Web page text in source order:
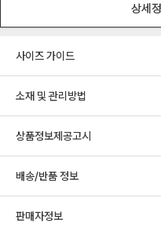
상세
사이즈 가이드
소재 및 관리방법
상품정보제공고시
배송/반품 정보
판매자정보